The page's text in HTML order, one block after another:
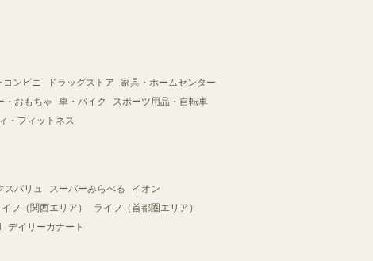
コンビニ ドラッグストア
家具・ホームセンター
・おもちゃ 車・バイク
スポーツ用品・自転車
・フィットネス
スバリュ スーパーみらべる
イオン
イフ（関西エリア）
ライフ（首都圏エリア）
デイリーカナート